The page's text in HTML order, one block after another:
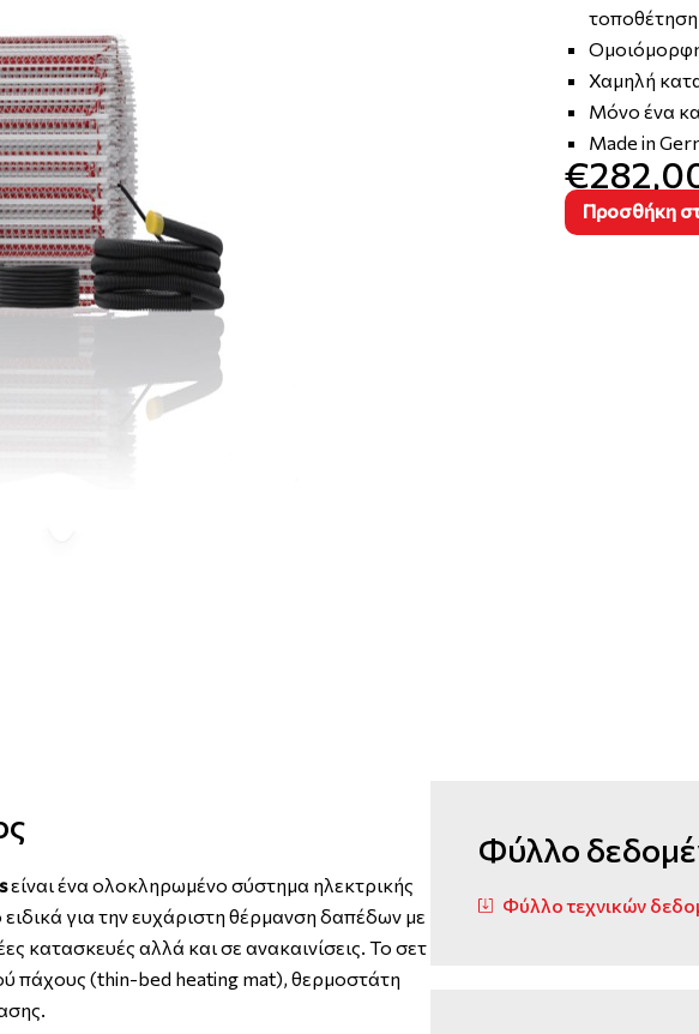
τοποθέτηση
Χαμηλή
Μόνο ένα
Made in
Προσθήκη
είναι ένα ολοκληρωμένο σύστημα ηλεκτρικής
για την ευχάριστη θέρμανση δαπέδων με
κατασκευές αλλά και σε ανακαινίσεις. Το σετ
πάχους (thin-bed heating mat), θερμοστάτη
Φύλλο
Φύλλο τεχνικών